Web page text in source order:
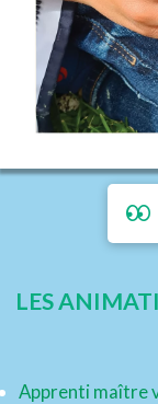
LES
Apprenti maître